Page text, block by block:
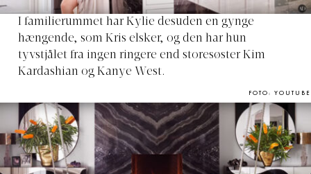
I familierummet har Kylie desuden en gynge
hængende, som Kris elsker, og den har hun
tyvstjålet fra ingen ringere end storesøster Kim
Kardashian og Kanye West.
FOTO: YOUTUBE